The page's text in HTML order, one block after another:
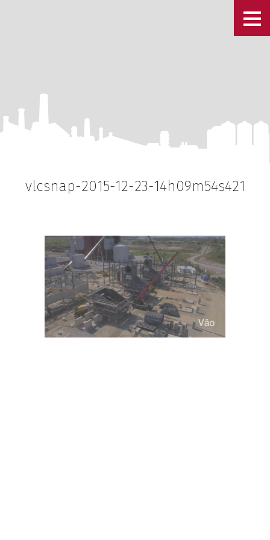
vlcsnap-2015-12-23-14h09m54s421